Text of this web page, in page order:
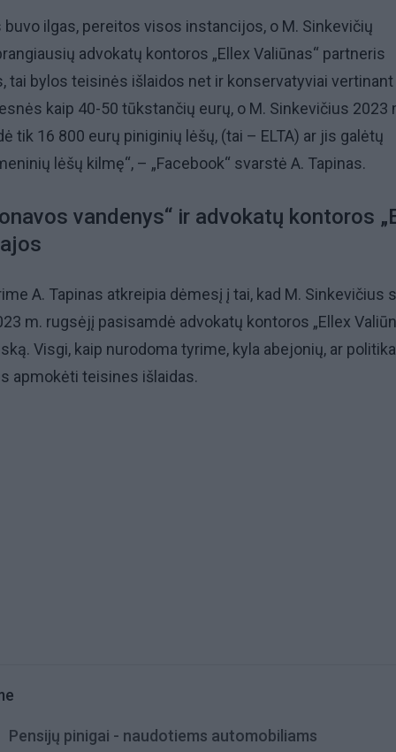
buvo ilgas, pereitos visos instancijos, o M. Sinkevičių
advokatų kontoros „Ellex Valiūnas“ partneris
tai bylos teisinės išlaidos net ir konservatyviai vertinant
kaip 40-50 tūkstančių eurų, o M. Sinkevičius 2023
tik 16 800 eurų piniginių lėšų, (tai – ELTA) ar jis galėtų
lėšų kilmę“, – „Facebook“ svarstė A. Tapinas.
vandenys“ ir advokatų kontoros
A. Tapinas atkreipia dėmesį į tai, kad M. Sinkevičius
m. rugsėjį pasisamdė advokatų kontoros „Ellex
Visgi, kaip nurodoma tyrime, kyla abejonių, ar
apmokėti teisines išlaidas.
Pensijų pinigai - naudotiems automobiliams